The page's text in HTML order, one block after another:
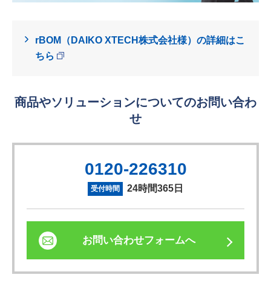
rBOM（DAIKO XTECH株式会社様）の詳細はこ
ちら
商品やソリューションについてのお問い合わ
せ
0120-226310
受付時間 24時間365日
お問い合わせフォームへ